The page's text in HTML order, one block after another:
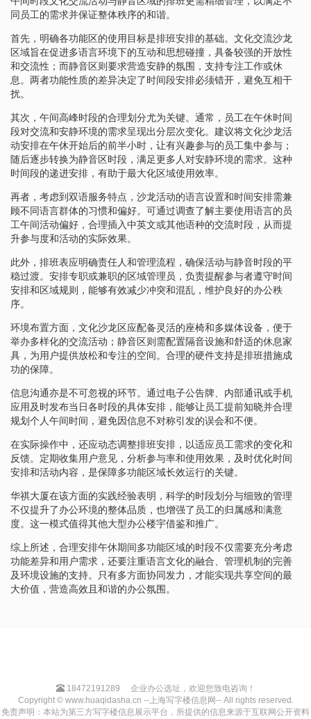
同员工的需求并保证整体秩序的和谐。
首先，明确各功能区的使用目标是排班安排的基础。文化交流沙龙
区域旨在促进多语言环境下的互动和思想碰撞，具备较强的开放性
和交流性；而静音区则要求营造安静的氛围，支持专注工作或休
息。两者功能性质的差异决定了时间段安排必须错开，避免互相干
扰。
其次，午间高峰时段的合理划分尤为关键。通常，员工在午休时间
段对交流和安静环境的需求呈现出分层次变化。建议将文化沙龙活
动安排在午休开始后的前半小时，让有兴趣参与的员工集中参与；
随后逐步转换为静音区时段，满足更多人对安静环境的需求。这种
时间段的递进安排，有助于最大化区域使用效率。
再者，考虑到双语服务特点，沙龙活动的语言设置和时间安排需兼
顾不同语言群体的习惯和偏好。可通过调查了解主要使用语言的员
工午间活动偏好，合理插入中英文或其他语种的交流时段，从而提
升参与度和活动的实际效果。
此外，排班表应明确责任人和管理流程，确保活动与静音时段的平
稳过渡。安排专职或兼职的区域管理员，负责提醒参与者遵守时间
安排和区域规则，能够有效减少冲突和混乱，维护良好的办公秩
序。
环境布置方面，文化沙龙区应配备灵活的座椅和多媒体设备，便于
举办多样化的交流活动；静音区则需配置隔音设施和舒适的休息家
具，为用户提供放松和专注的空间。合理的硬件支持是排班措施成
功的保障。
信息沟通亦是不可忽视的环节。通过电子公告牌、内部通讯或手机
应用及时发布当日各时段的具体安排，能够让员工提前知晓并合理
规划个人午间时间，避免因信息不对称引发的误会和不便。
在实际操作中，还应动态调整排班安排，以适应员工需求的变化和
反馈。定期收集用户意见，分析参与率和使用效果，及时优化时间
安排和活动内容，是保障多功能区域长效运行的关键。
华祺大厦在该方面的实践经验表明，科学的时段划分与细致的管理
不仅提升了办公环境的整体品质，也增强了员工的归属感和满意
度。这一模式值得其他大型办公楼宇借鉴和推广。
综上所述，合理安排午休期间多功能区域的时段不仅需要充分考虑
功能差异和用户需求，还要注重语言文化的融合、管理机制的完善
及环境设施的支持。只有多方面协同发力，才能实现共享空间的最
大价值，营造高效且和谐的办公氛围。
18472191289
企业办公选址，欢迎您致电咨询！
Copyright © www.huaqidasha.cn --上海写字楼信息网-- All rights reserved.
免责声明：本站为第三方写字楼信息展示平台，所提供的信息来源于互联网公开资料